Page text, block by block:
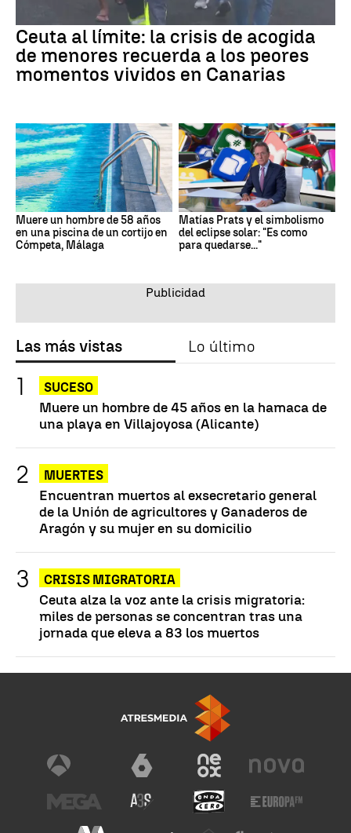
Ceuta al límite: la crisis de acogida
de menores recuerda a los peores
momentos vividos en Canarias
Muere un hombre de 58 años
en una piscina de un cortijo en
Cómpeta, Málaga
Matías Prats y el simbolismo
del eclipse solar: "Es como
para quedarse..."
Las más vistas Lo último
SUCESO
Muere un hombre de 45 años en la hamaca de
una playa en Villajoyosa (Alicante)
MUERTES
Encuentran muertos al exsecretario general
de la Unión de agricultores y Ganaderos de
Aragón y su mujer en su domicilio
CRISIS MIGRATORIA
Ceuta alza la voz ante la crisis migratoria:
miles de personas se concentran tras una
jornada que eleva a 83 los muertos